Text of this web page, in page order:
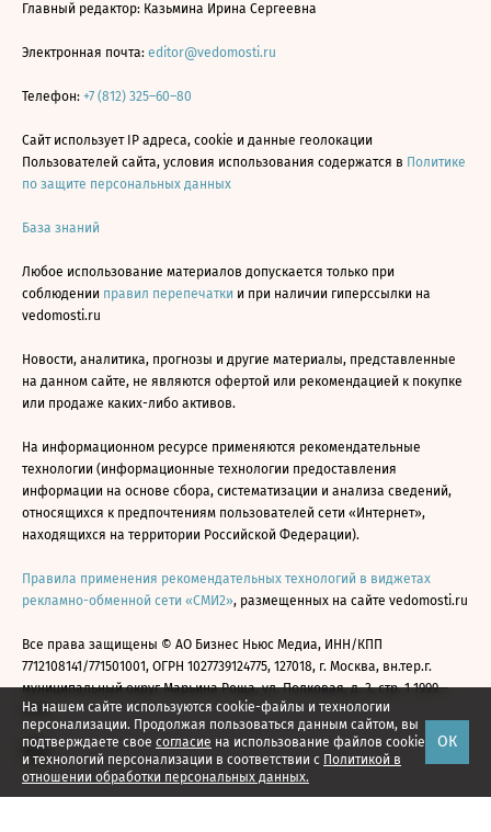
На нашем сайте используются cookie-файлы и технологии
персонализации. Продолжая пользоваться данным сайтом, вы
подтверждаете свое согласие на использование файлов cookie
и технологий персонализации в соответствии с Политикой в
отношении обработки персональных данных.
ОК
Главный редактор: Казьмина Ирина Сергеевна
Электронная почта: editor@vedomosti.ru
Телефон: +7 (812) 325–60–80
Сайт использует IP адреса, cookie и данные геолокации
Пользователей сайта, условия использования содержатся в Политике
по защите персональных данных
База знаний
Любое использование материалов допускается только при
соблюдении правил перепечатки и при наличии гиперссылки на
vedomosti.ru
Новости, аналитика, прогнозы и другие материалы, представленные
на данном сайте, не являются офертой или рекомендацией к покупке
или продаже каких-либо активов.
На информационном ресурсе применяются рекомендательные
технологии (информационные технологии предоставления
информации на основе сбора, систематизации и анализа сведений,
относящихся к предпочтениям пользователей сети «Интернет»,
находящихся на территории Российской Федерации).
Правила применения рекомендательных технологий в виджетах
рекламно-обменной сети «СМИ2», размещенных на сайте vedomosti.ru
Все права защищены © АО Бизнес Ньюс Медиа, ИНН/КПП
7712108141/771501001, ОГРН 1027739124775, 127018, г. Москва, вн.тер.г.
муниципальный округ Марьина Роща, ул. Полковая, д. 3, стр. 1 1999—
2026